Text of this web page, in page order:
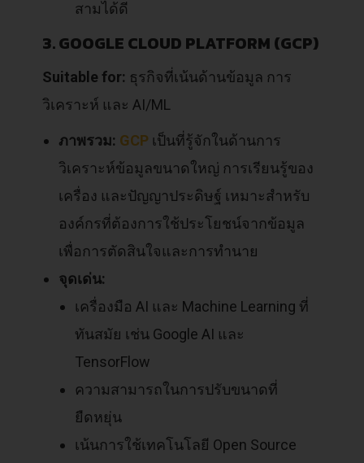
สามได้ดี
3. GOOGLE CLOUD PLATFORM (GCP)
Suitable for: ธุรกิจที่เน้นด้านข้อมูล การ
วิเคราะห์ และ AI/ML
ภาพรวม: GCP เป็นที่รู้จักในด้านการ
วิเคราะห์ข้อมูลขนาดใหญ่ การเรียนรู้ของ
เครื่อง และปัญญาประดิษฐ์ เหมาะสำหรับ
องค์กรที่ต้องการใช้ประโยชน์จากข้อมูล
เพื่อการตัดสินใจและการทำนาย
จุดเด่น:
เครื่องมือ AI และ Machine Learning ที่
ทันสมัย เช่น Google AI และ
TensorFlow
ความสามารถในการปรับขนาดที่
ยืดหยุ่น
เน้นการใช้เทคโนโลยี Open Source